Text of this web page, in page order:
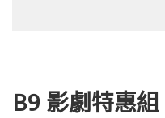
B9 影劇特惠組